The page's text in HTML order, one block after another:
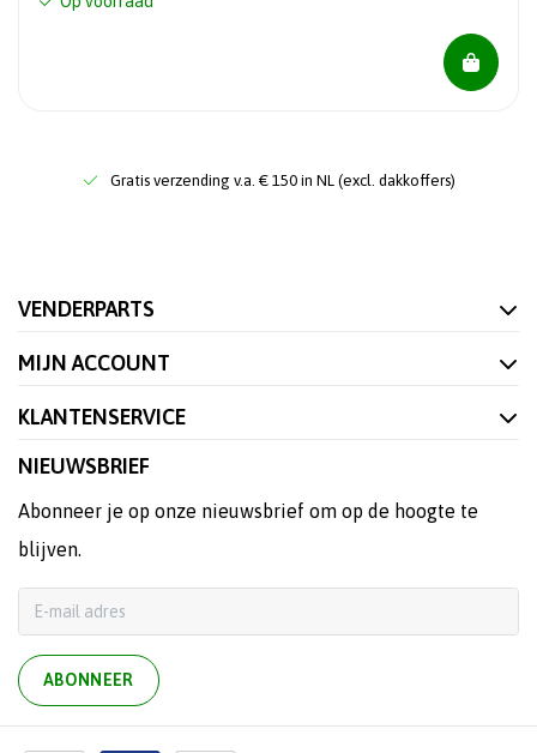
Gratis verzending v.a. € 150 in NL (excl. dakkoffers)
VENDERPARTS
MIJN ACCOUNT
KLANTENSERVICE
NIEUWSBRIEF
Abonneer je op onze nieuwsbrief om op de hoogte te
blijven.
ABONNEER